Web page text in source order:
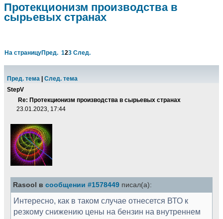
Протекционизм производства в
сырьевых странах
На страницуПред. 123 След.
Пред. тема
След. тема
StepV
Re: Протекционизм производства в сырьевых странах
23.01.2023, 17:44
Rasool в сообщении #1578449 писал(а):
Интересно, как в таком случае отнесется ВТО к
резкому снижению цены на бензин на внутреннем